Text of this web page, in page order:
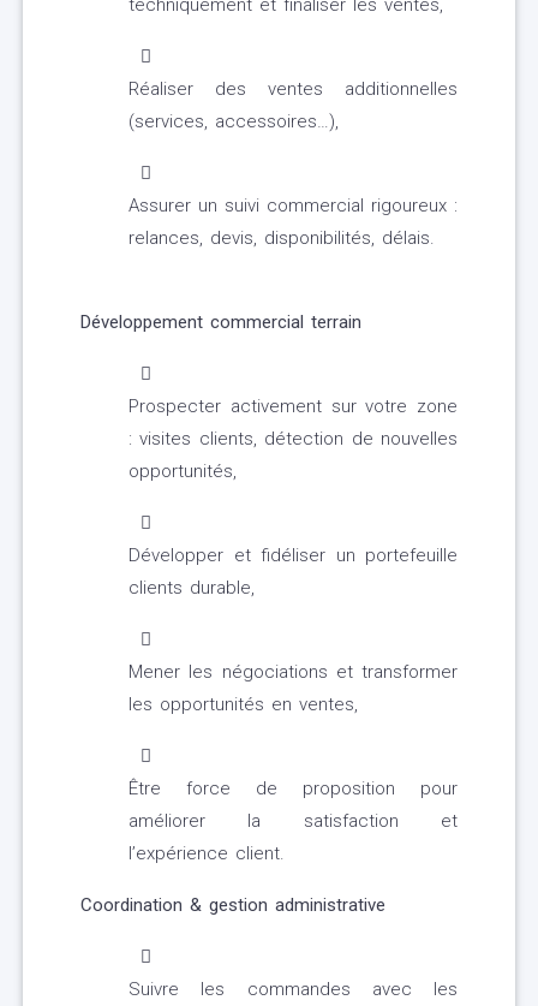
techniquement et finaliser les ventes,
Réaliser des ventes additionnelles
(services, accessoires…),
Assurer un suivi commercial rigoureux :
relances, devis, disponibilités, délais.
Développement commercial terrain
Prospecter activement sur votre zone
: visites clients, détection de nouvelles
opportunités,
Développer et fidéliser un portefeuille
clients durable,
Mener les négociations et transformer
les opportunités en ventes,
Être force de proposition pour
améliorer la satisfaction et
l’expérience client.
Coordination & gestion administrative
Suivre les commandes avec les